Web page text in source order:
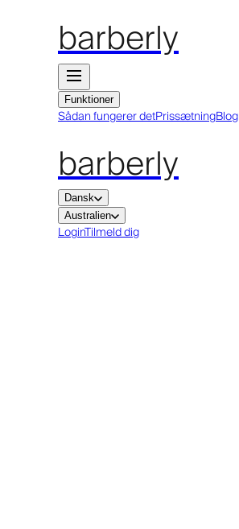
barberly
Funktioner
Sådan fungerer detPrissætningBlog
barberly
Dansk
Australien
LoginTilmeld dig